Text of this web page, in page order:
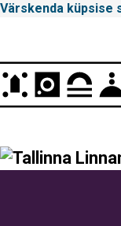
Värskenda küpsise